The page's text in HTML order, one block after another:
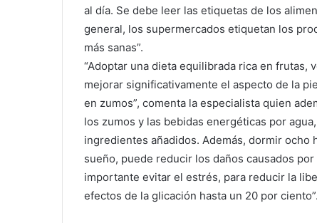
al día. Se debe leer las etiquetas de los
general, los supermercados etiquetan los
más sanas”.
“Adoptar una dieta equilibrada rica en frutas,
mejorar significativamente el aspecto de la
en zumos”, comenta la especialista quien
los zumos y las bebidas energéticas por
ingredientes añadidos. Además, dormir ocho
sueño, puede reducir los daños causados
importante evitar el estrés, para reducir la
efectos de la glicación hasta un 20 por ciento”.